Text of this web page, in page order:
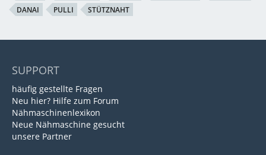
DANAI
PULLI STÜTZNAHT
SUPPORT
häufig gestellte Fragen
Neu hier? Hilfe zum Forum
Nähmaschinenlexikon
Neue Nähmaschine gesucht
unsere Partner